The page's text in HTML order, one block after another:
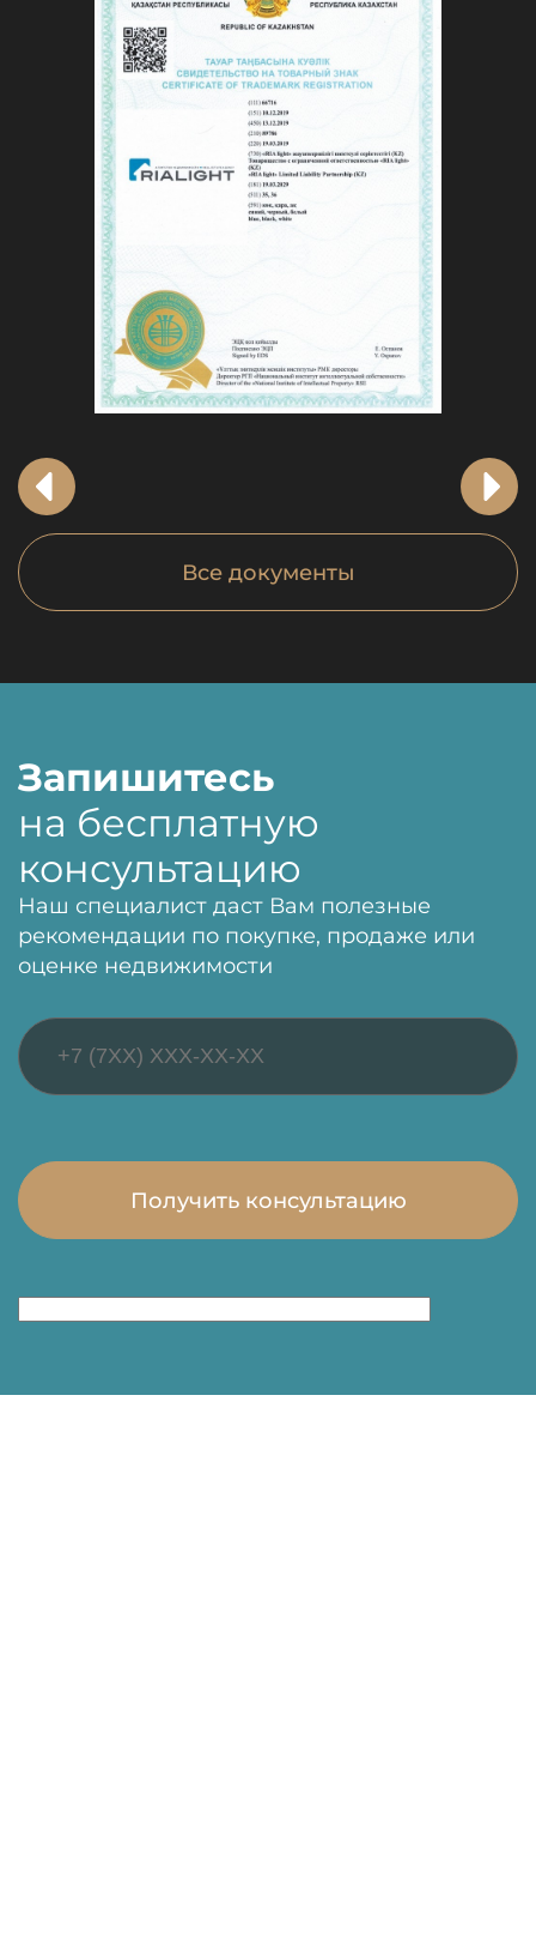
Все документы
Запишитесь
на бесплатную
консультацию
Наш специалист даст Вам полезные
рекомендации по покупке, продаже или
оценке недвижимости